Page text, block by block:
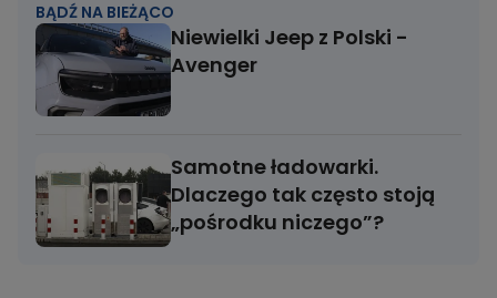
BĄDŹ NA BIEŻĄCO
Niewielki Jeep z Polski -
Avenger
Samotne ładowarki.
Dlaczego tak często stoją
„pośrodku niczego”?